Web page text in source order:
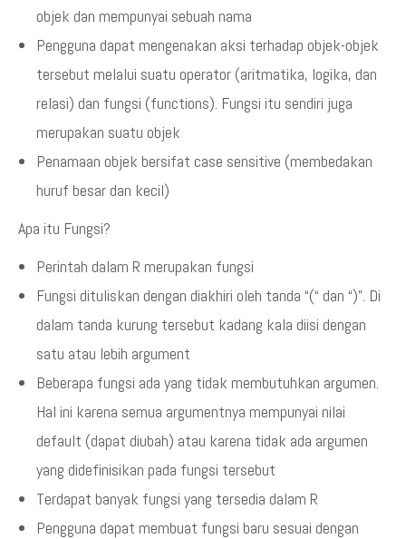
objek dan mempunyai sebuah nama
Pengguna dapat mengenakan aksi terhadap objek-objek
tersebut melalui suatu operator (aritmatika, logika, dan
relasi) dan fungsi (functions). Fungsi itu sendiri juga
merupakan suatu objek
Penamaan objek bersifat case sensitive (membedakan
huruf besar dan kecil)
Apa itu Fungsi?
Perintah dalam R merupakan fungsi
Fungsi dituliskan dengan diakhiri oleh tanda “(“ dan “)”. Di
dalam tanda kurung tersebut kadang kala diisi dengan
satu atau lebih argument
Beberapa fungsi ada yang tidak membutuhkan argumen.
Hal ini karena semua argumentnya mempunyai nilai
default (dapat diubah) atau karena tidak ada argumen
yang didefinisikan pada fungsi tersebut
Terdapat banyak fungsi yang tersedia dalam R
Pengguna dapat membuat fungsi baru sesuai dengan